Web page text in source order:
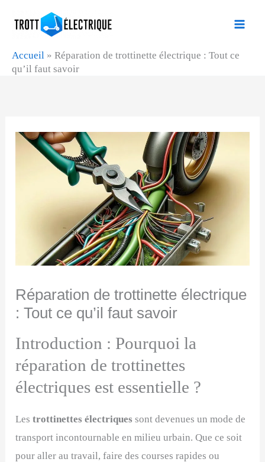
Accueil » Réparation de trottinette électrique : Tout ce
qu’il faut savoir
Réparation de trottinette électrique
: Tout ce qu’il faut savoir
Introduction : Pourquoi la
réparation de trottinettes
électriques est essentielle ?
Lestrottinettes électriques sont devenues un mode de
transport incontournable en milieu urbain. Que ce soit
pour aller au travail, faire des courses rapides ou